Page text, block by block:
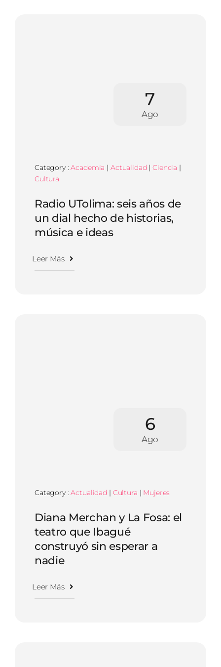
7
Ago
Category :Academia | Actualidad |Ciencia |
Cultura
Radio UTolima: seis años de
un dial hecho de historias,
música e ideas
Leer Más
6
Ago
Category :Actualidad | Cultura | Mujeres
Diana Merchan y La Fosa: el
teatro que Ibagué
construyó sin esperar a
nadie
Leer Más